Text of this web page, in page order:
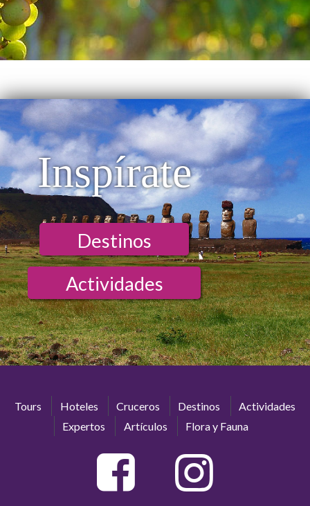
Inspírate
Destinos
Actividades
Tours Hoteles Cruceros Destinos
Actividades
Expertos
Artículos Flora y Fauna